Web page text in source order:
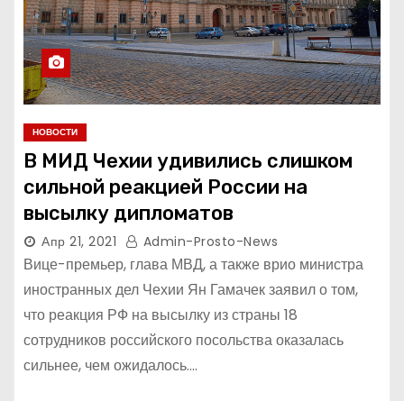
НОВОСТИ
В МИД Чехии удивились слишком
сильной реакцией России на
высылку дипломатов
Апр 21, 2021 Admin-Prosto-News
Вице-премьер, глава МВД, а также врио министра
иностранных дел Чехии Ян Гамачек заявил о том,
что реакция РФ на высылку из страны 18
сотрудников российского посольства оказалась
сильнее, чем ожидалось.…